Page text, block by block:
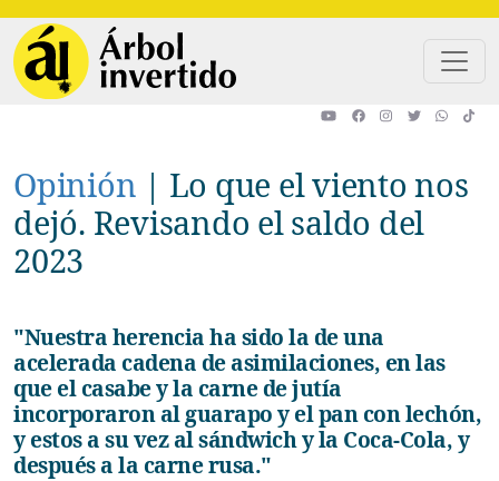
Opinión | Lo que el viento nos
dejó. Revisando el saldo del
2023
"Nuestra herencia ha sido la de una
acelerada cadena de asimilaciones, en las
que el casabe y la carne de jutía
incorporaron al guarapo y el pan con lechón,
y estos a su vez al sándwich y la Coca-Cola, y
después a la carne rusa."